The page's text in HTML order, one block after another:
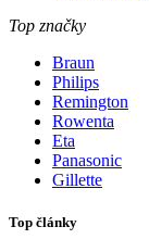
Top značky
Braun
Philips
Remington
Rowenta
Eta
Panasonic
Gillette
Top články